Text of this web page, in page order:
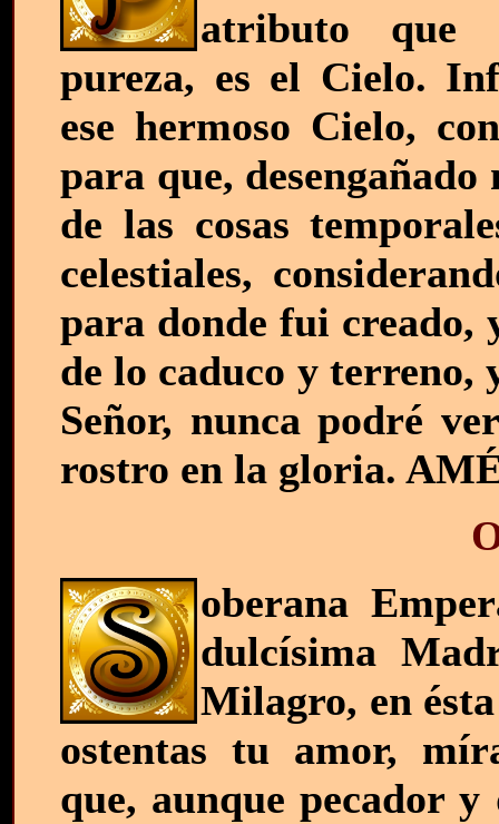
atributo que
pureza, es el Cielo.
ese hermoso Cielo,
para que,
de las cosas
celestiales,
para donde fui creado,
de lo caduco y terreno,
Señor, nunca podré
rostro en la gloria.
oberana
dulcísima
Milagro, en
ostentas tu amor,
que, aunque pecador